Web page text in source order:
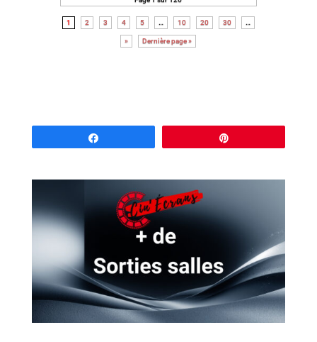
1 2 3 4 5 … 10 20 30 …
» Dernière page »